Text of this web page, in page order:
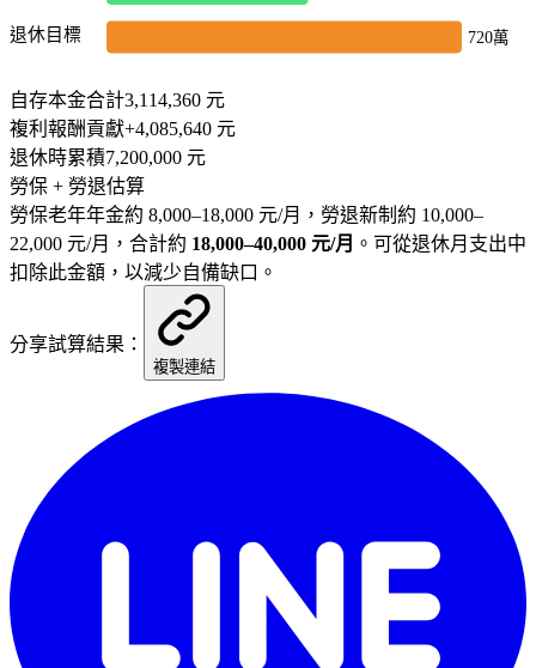
退休目標 720萬
自存本金合計3,114,360 元
複利報酬貢獻+4,085,640 元
退休時累積7,200,000 元
勞保 + 勞退估算
勞保老年年金約 8,000–18,000 元/月，勞退新制約 10,000–
22,000 元/月，合計約 18,000–40,000 元/月 。可從退休月支出中
扣除此金額，以減少自備缺口。
分享試算結果：
複製連結